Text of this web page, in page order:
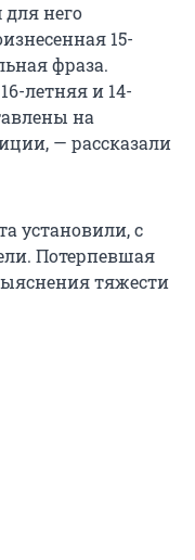
него
15-
фраза.
летняя и 14-
на
— рассказали
установили, с
Потерпевшая
тяжести